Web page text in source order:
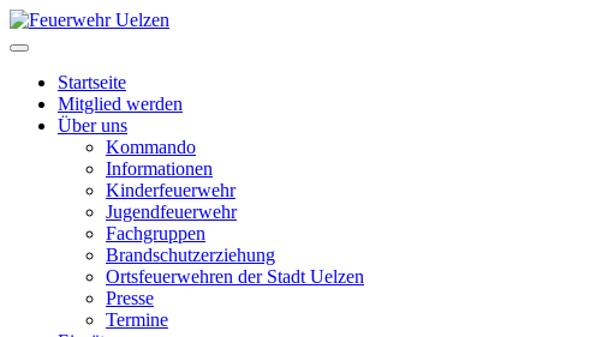
Startseite
Mitglied werden
Über uns
Kommando
Informationen
Kinderfeuerwehr
Jugendfeuerwehr
Fachgruppen
Brandschutzerziehung
Ortsfeuerwehren der Stadt Uelzen
Presse
Termine